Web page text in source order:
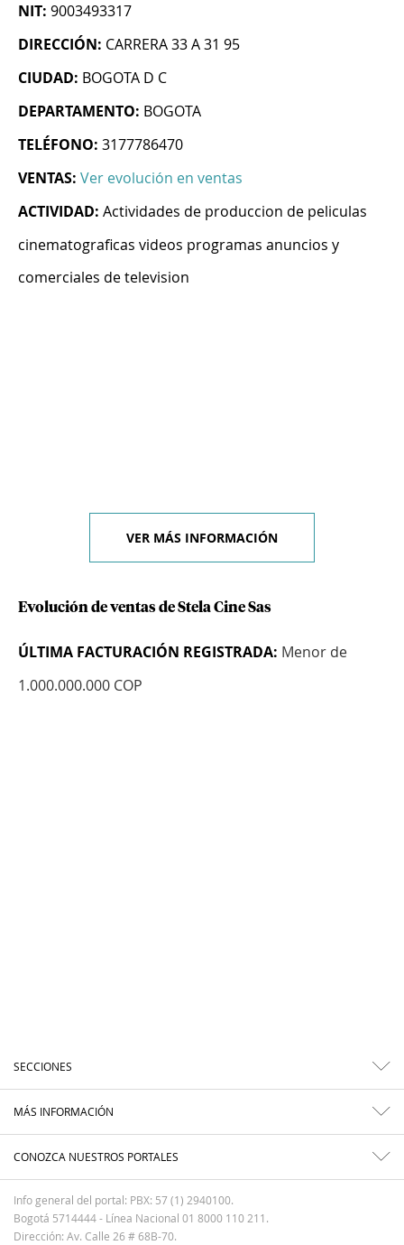
NIT: 9003493317
DIRECCIÓN: CARRERA 33 A 31 95
CIUDAD: BOGOTA D C
DEPARTAMENTO: BOGOTA
TELÉFONO: 3177786470
VENTAS: Ver evolución en ventas
ACTIVIDAD: Actividades de produccion de peliculas
cinematograficas videos programas anuncios y
comerciales de television
VER MÁS INFORMACIÓN
Evolución de ventas de Stela Cine Sas
ÚLTIMA FACTURACIÓN REGISTRADA: Menor de
1.000.000.000 COP
SECCIONES
MÁS INFORMACIÓN
CONOZCA NUESTROS PORTALES
Info general del portal: PBX: 57 (1) 2940100.
Bogotá 5714444 - Línea Nacional 01 8000 110 211.
Dirección: Av. Calle 26 # 68B-70.